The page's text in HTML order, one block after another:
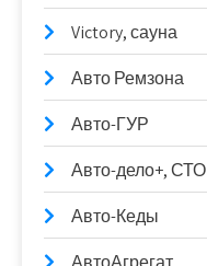
Victory, сауна
Авто Ремзона
Авто-ГУР
Авто-дело+, СТО
Авто-Кеды